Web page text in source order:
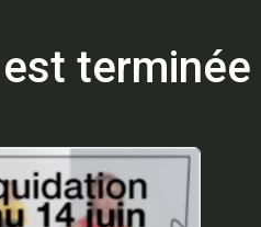
terminée